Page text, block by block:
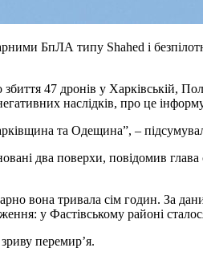
БпЛА типу Shahed і
47 дронів у Харківській,
наслідків, про це
та Одещина”, –
два поверхи, повідомив
вона тривала сім годин. За
у Фастівському районі
перемир’я.